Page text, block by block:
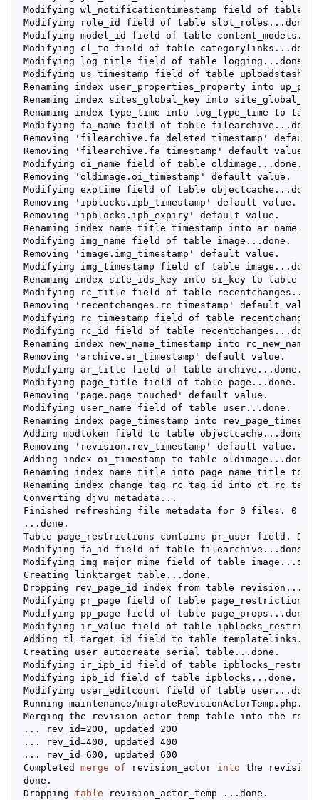
Modifying wl_notificationtimestamp field of table
Modifying role_id field of table slot_roles...done.
Modifying model_id field of table
Modifying cl_to field of table categorylinks...done.
Modifying log_title field of table logging...done.
Modifying us_timestamp field of table
Renaming index user_properties_property into
Renaming index sites_global_key into
Renaming index type_time into log_type_time to
Modifying fa_name field of table filearchive...done.
Removing 'filearchive.fa_deleted_timestamp' default
Removing 'filearchive.fa_timestamp' default value.
Modifying oi_name field of table oldimage...done.
Removing 'oldimage.oi_timestamp' default value.
Modifying exptime field of table objectcache...done.
Removing 'ipblocks.ipb_timestamp' default value.
Removing 'ipblocks.ipb_expiry' default value.
Renaming index name_title_timestamp into
Modifying img_name field of table image...done.
Removing 'image.img_timestamp' default value.
Modifying img_timestamp field of table image...done.
Renaming index site_ids_key into si_key to table
Modifying rc_title field of table
Removing 'recentchanges.rc_timestamp' default value.
Modifying rc_timestamp field of table
Modifying rc_id field of table recentchanges...done.
Renaming index new_name_timestamp into
Removing 'archive.ar_timestamp' default value.
Modifying ar_title field of table archive...done.
Modifying page_title field of table page...done.
Removing 'page.page_touched' default value.
Modifying user_name field of table user...done.
Renaming index page_timestamp into
Adding modtoken field to table objectcache...done.
Removing 'revision.rev_timestamp' default value.
Adding index oi_timestamp to table oldimage...done.
Renaming index name_title into page_name_title to
Renaming index change_tag_rc_tag_id into
Converting djvu metadata...
Finished refreshing file metadata for 0 files. 0
...done.
Table page_restrictions contains pr_user field.
Modifying fa_id field of table filearchive...done.
Modifying img_major_mime field of table
Creating linktarget table...done.
Dropping rev_page_id index from table
Modifying pr_page field of table
Modifying pp_page field of table page_props...done.
Modifying ir_value field of table
Adding tl_target_id field to table
Creating user_autocreate_serial table...done.
Modifying ir_ipb_id field of table
Modifying ipb_id field of table ipblocks...done.
Modifying user_editcount field of table user...done.
Running maintenance/migrateRevisionActorTemp.php...
Merging the revision_actor_temp table into the
... rev_id=200, updated 200
... rev_id=400, updated 400
... rev_id=600, updated 600
Completed merge of revision_actor into the revision
done.
Dropping table revision_actor_temp ...done.